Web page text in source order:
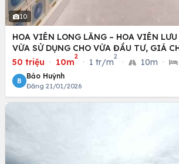
10
HOA VIÊN LONG LĂNG – HOA VIÊN
VỪA SỬ DỤNG CHO VỪA ĐẦU TƯ, GIÁ
50 triệu · 10m
2
· 1 tr/m
2
· 10m ·
B
Bảo Huỳnh
Đăng 21/01/2026